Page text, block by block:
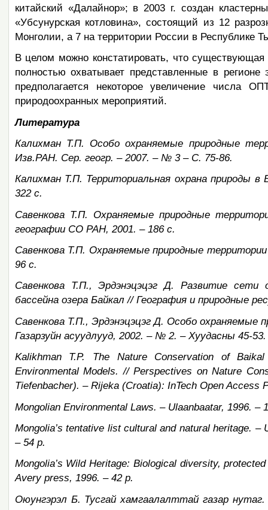
китайский «Далайнор»; в 2003 г. создан
«Убсунурская котловина», состоящий из 12
Монголии, а 7 на территории России в Республике
В целом можно констатировать, что
полностью охватывает представленные в
предполагается некоторое увеличение
природоохранных мероприятий.
Литература
Калихман Т.П. Особо охраняемые природные
Изв.РАН. Сер. геогр. – 2007. – № 3 – С. 75-86.
Калихман Т.П. Территориальная охрана природы
322 с.
Савенкова Т.П. Охраняемые природные
географии СО РАН, 2001. – 186 с.
Савенкова Т.П. Охраняемые природные
96 с.
Савенкова Т.П., Эрдэнэцэцэг Д. Развитие сети
бассейна озера Байкал // География и природные
Савенкова Т.П., Эрдэнэцэцэг Д. Особо охраняемые
Газарзуйн асуудлууд, 2002. – № 2. – Хуудасны 45-53.
Kalikhman T.P. The Nature Conservation of
Environmental Models. // Perspectives on Nature
Tiefenbacher). – Rijeka (Croatia): InTech Open Access
Mongolian Environmental Laws. – Ulaanbaatar, 1996. –
Mongolia’s tentative list cultural and natural heritage.
– 54 p.
Mongolia’s Wild Heritage: Biological diversity,
Avery press, 1996. – 42 p.
Оюунгэрэл Б. Тусгай хамгаалалттай газар нутаг